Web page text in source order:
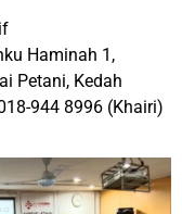
Haminah 1,
Petani, Kedah
944 8996 (Khairi)